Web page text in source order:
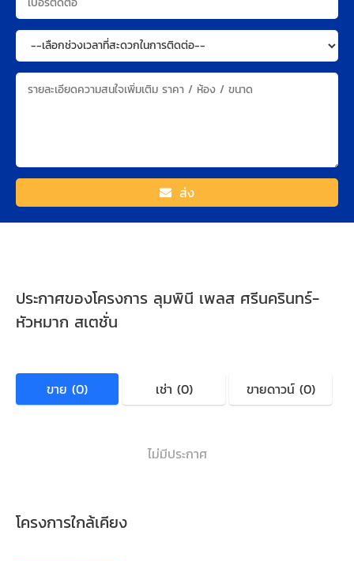
ส่ง
ประกาศของโครงการ ลุมพินี เพลส ศรีนครินทร์-
หัวหมาก สเตชั่น
ขาย (0) เช่า (0) ขายดาวน์ (0)
ไม่มีประกาศ
โครงการใกล้เคียง